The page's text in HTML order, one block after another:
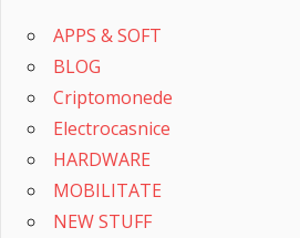
APPS & SOFT
BLOG
Criptomonede
Electrocasnice
HARDWARE
MOBILITATE
NEW STUFF